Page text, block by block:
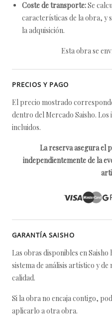
Coste de transporte:Se
características de la obra, y
la adquisición.
Esta obra se
PRECIOS Y PAGO
El precio mostrado
dentro del Mercado Saisho. Los
incluidos.
La reserva asegura el
independientemente de la
GARANTÍA SAISHO
Las obras disponibles en
sistema de análisis artístico y
calidad.
Si la obra no encaja contigo,
aplicarlo a otra obra.